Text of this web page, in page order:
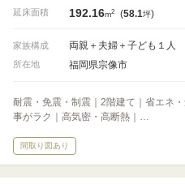
延床面積 192.16m2 (58.1坪)
家族構成 両親＋夫婦＋子ども１人
所在地 福岡県宗像市
耐震・免震・制震｜2階建て｜省エネ
事がラク｜高気密・高断熱｜…
間取り図あり